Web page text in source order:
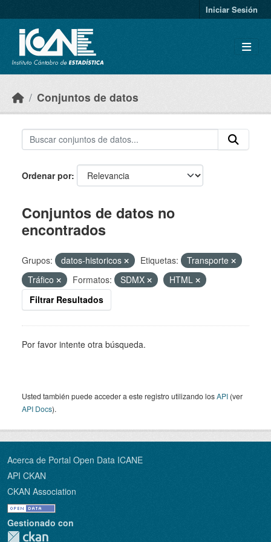
Iniciar Sesión
Conjuntos de datos
Ordenar por
Conjuntos de datos no
encontrados
Grupos: datos-historicos Etiquetas:
Transporte
Tráfico
Formatos: SDMX
HTML
Filtrar Resultados
Por favor intente otra búsqueda.
Usted también puede acceder a este registro utilizando losAPI (ver
API Docs).
Acerca de Portal Open Data ICANE
API CKAN
CKAN Association
Gestionado con